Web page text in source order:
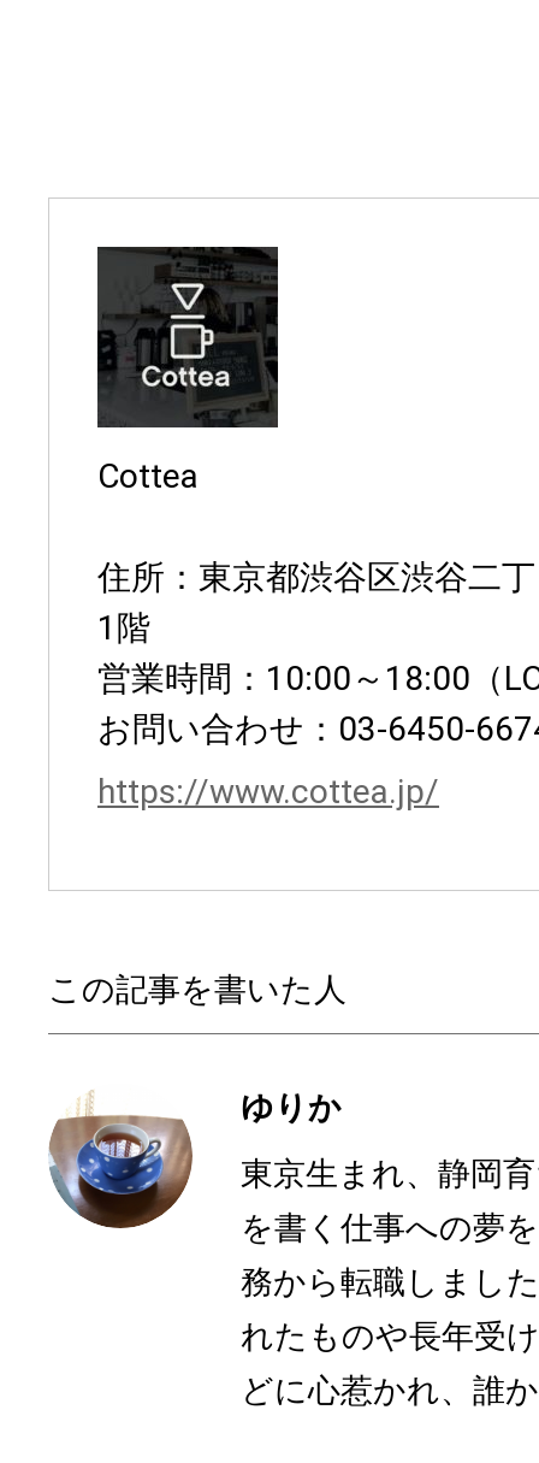
Cottea
住所：東京都渋谷区渋谷二
1階
営業時間：10:00～18:00（
お問い合わせ：03-6450-
https://www.cottea.jp/
この記事を書いた人
ゆりか
東京生まれ、静岡
を書く仕事への夢
務から転職しまし
れたものや長年受
どに心惹かれ、誰